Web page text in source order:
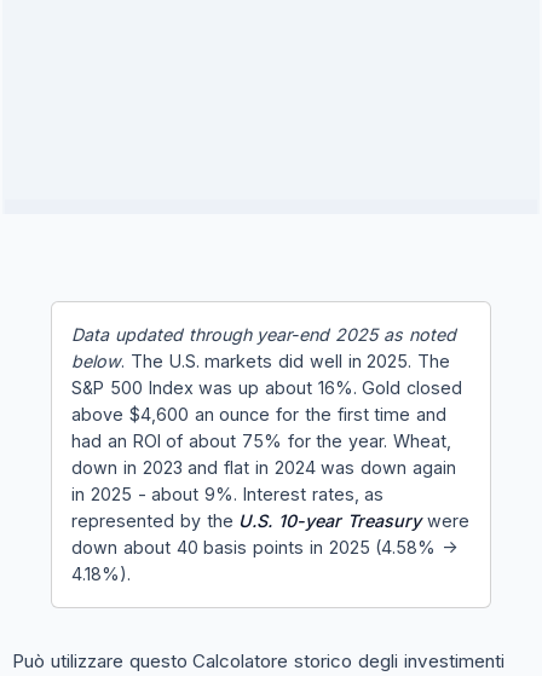
Data updated through year-end 2025 as noted
below. The U.S. markets did well in 2025. The
S&P 500 Index was up about 16%. Gold closed
above $4,600 an ounce for the first time and
had an ROI of about 75% for the year. Wheat,
down in 2023 and flat in 2024 was down again
in 2025 - about 9%. Interest rates, as
represented by the U.S. 10-year Treasurywere
down about 40 basis points in 2025 (4.58% ->
4.18%).
Può utilizzare questo Calcolatore storico degli investimenti